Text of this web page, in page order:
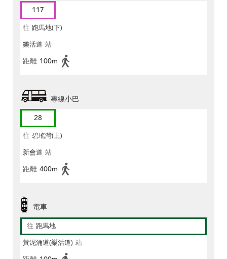
117
往 跑馬地(下)
樂活道 站
距離 100m
專線小巴
28
往 碧瑤灣(上)
新會道 站
距離 400m
電車
往 跑馬地
黃泥涌道(樂活道) 站